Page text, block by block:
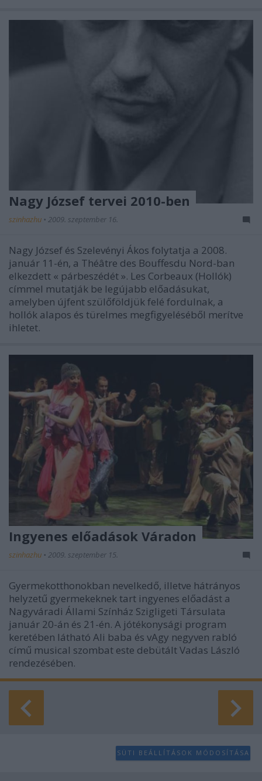
Nagy József tervei 2010-ben
szinhazhu • 2009. szeptember 16.
Nagy József és Szelevényi Ákos folytatja a 2008.
január 11-én, a Théâtre des Bouffesdu Nord-ban
elkezdett « párbeszédét ». Les Corbeaux (Hollók)
címmel mutatják be legújabb előadásukat,
amelyben újfent szülőföldjük felé fordulnak, a
hollók alapos és türelmes megfigyeléséből merítve
ihletet.
Ingyenes előadások Váradon
szinhazhu • 2009. szeptember 15.
Gyermekotthonokban nevelkedő, illetve hátrányos
helyzetű gyermekeknek tart ingyenes előadást a
Nagyváradi Állami Színház Szigligeti Társulata
január 20-án és 21-én. A jótékonysági program
keretében látható Ali baba és vAgy negyven rabló
című musical szombat este debütált Vadas László
rendezésében.
SÜTI BEÁLLÍTÁSOK MÓDOSÍTÁSA